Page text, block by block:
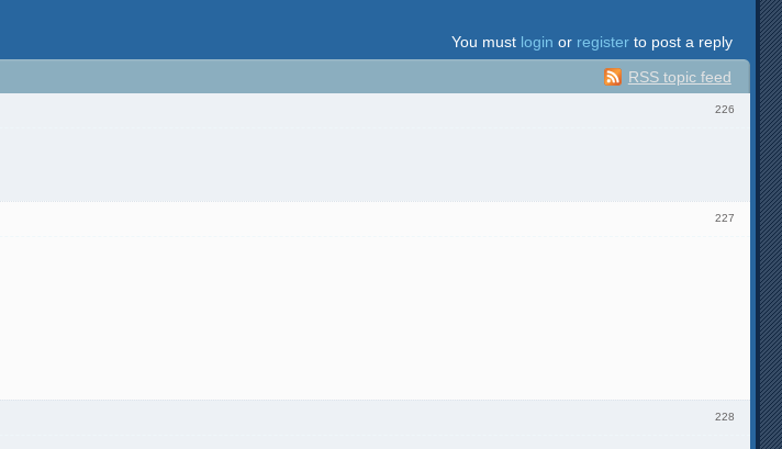
You must login or register to post a reply
RSS topic feed
226
227
228